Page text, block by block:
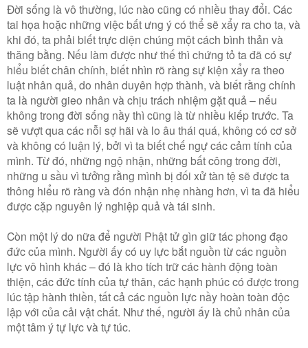
Ðời sống là vô thường, lúc nào cũng có nhiều thay đổi. Các
tai họa hoặc những việc bất ưng ý có thể sẽ xẩy ra cho ta, và
khi đó, ta phải biết trực diện chúng một cách bình thản và
thăng bằng. Nếu làm được như thế thì chứng tỏ ta đã có sự
hiểu biết chân chính, biết nhìn rõ ràng sự kiện xẩy ra theo
luật nhân quả, do nhân duyên hợp thành, và biết rằng chính
ta là người gieo nhân và chịu trách nhiệm gặt quả – nếu
không trong đời sống nầy thì cũng là từ nhiều kiếp trước. Ta
sẽ vượt qua các nỗi sợ hãi và lo âu thái quá, không có cơ sở
và không có luận lý, bởi vì ta biết chế ngự các cảm tính của
mình. Từ đó, những ngộ nhận, những bất công trong đời,
những u sầu vì tưởng rằng mình bị đối xử tàn tệ sẽ được ta
thông hiểu rõ ràng và đón nhận nhẹ nhàng hơn, vì ta đã hiểu
được cặp nguyên lý nghiệp quả và tái sinh.
Còn một lý do nữa để người Phật tử gìn giữ tác phong đạo
đức của mình. Người ấy có uy lực bắt nguồn từ các nguồn
lực vô hình khác – đó là kho tích trữ các hành động toàn
thiện, các đức tính của tự thân, các hạnh phúc có được trong
lúc tập hành thiền, tất cả các nguồn lực nầy hoàn toàn độc
lập với của cải vật chất. Như thế, người ấy là chủ nhân của
một tâm ý tự lực và tự túc.